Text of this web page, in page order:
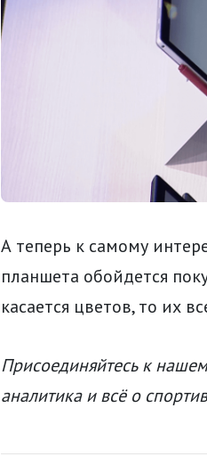
А теперь к самому
планшета обойдется
касается цветов, то их
Присоединяйтесь к
аналитика и всё о